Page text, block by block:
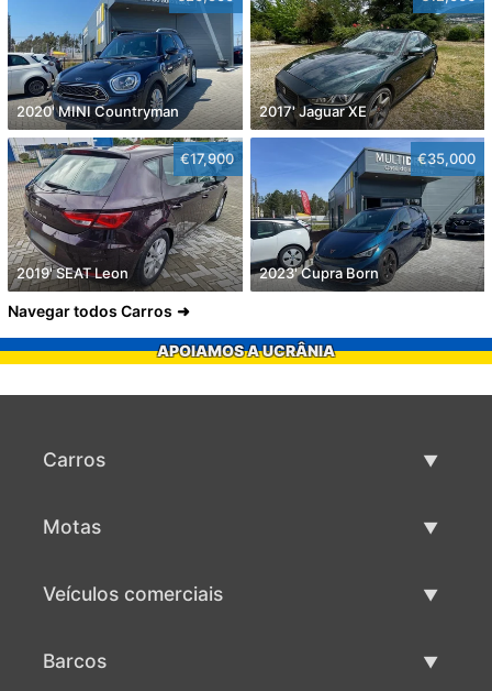
2020' MINI Countryman 2017' Jaguar XE
€17,900
2019' SEAT Leon
€35,000
2023' Cupra Born
Navegar todos Carros
APOIAMOS A UCRÂNIA
Carros
Motas
Veículos comerciais
Barcos